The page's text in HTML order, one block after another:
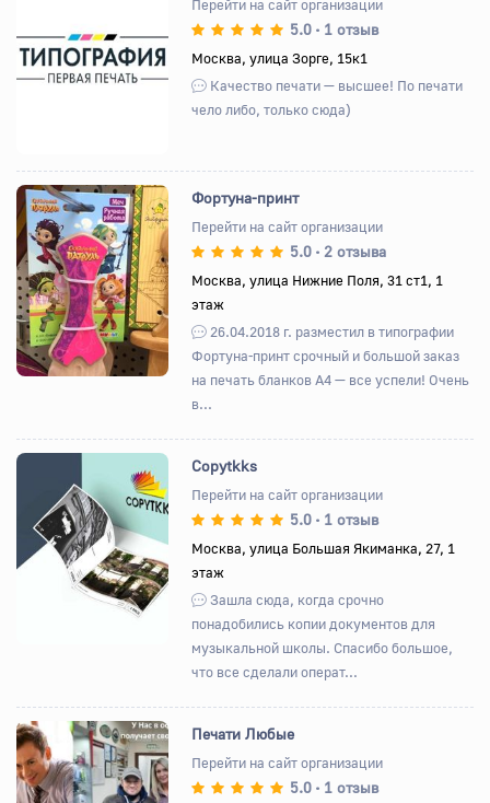
Назад Вперед
Перейти на сайт организации
5.0 • 1 отзыв
Москва, улица Зорге, 15к1
Качество печати — высшее! По печати
чело либо, только сюда)
Назад Вперед
Фортуна-принт
Перейти на сайт организации
5.0 • 2 отзыва
Москва, улица Нижние Поля, 31 ст1, 1
этаж
26.04.2018 г. разместил в типографии
Фортуна-принт срочный и большой заказ
на печать бланков А4 — все успели! Очень
в...
Назад Вперед
Copytkks
Перейти на сайт организации
5.0 • 1 отзыв
Москва, улица Большая Якиманка, 27, 1
этаж
Зашла сюда, когда срочно
понадобились копии документов для
музыкальной школы. Спасибо большое,
что все сделали операт...
Печати Любые
Перейти на сайт организации
5.0 • 1 отзыв